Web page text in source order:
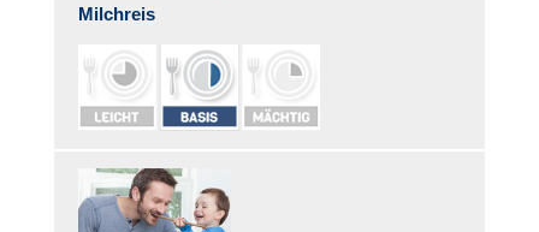
Milchreis